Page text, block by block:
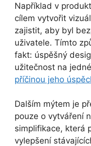
Například v
cílem vytvořit
zajistit, aby byl
uživatele. Tímto
fakt: úspěšný
užitečnost na
příčinou jeho
Dalším mýtem je
pouze o vytváření
simplifikace, která
vylepšení